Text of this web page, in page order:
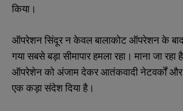
किया।
ऑपरेशन सिंदूर न केवल बालाकोट ऑपरेशन के बाद
गया सबसे बड़ा सीमापार हमला रहा। माना जा
ऑपरेशेन को अंजाम देकर आतंकवादी नेटवर्कों
एक कड़ा संदेश दिया है।